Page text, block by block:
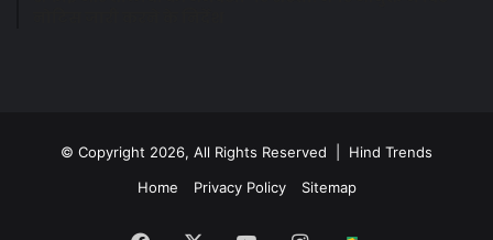
© Copyright 2026, All Rights Reserved | Hind Trends
Home
Privacy Policy Sitemap